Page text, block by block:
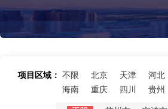
项目区域： 不限 北京 天津 河北
海南
重庆 四川 贵州